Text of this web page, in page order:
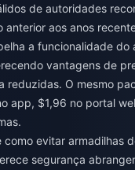
de autoridades
anterior aos anos
a funcionalidade do
vantagens de
reduzidas. O mesmo
app, $1,96 no portal
como evitar armadilhas
segurança